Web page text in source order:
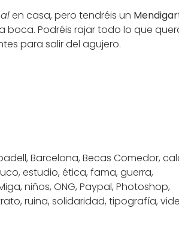
en casa, pero tendréis un
boca. Podréis rajar todo lo que
para salir del agujero.
, Barcelona, Becas Comedor,
, estudio, ética, fama, guerra,
, niños, ONG, Paypal, Photoshop,
, ruina, solidaridad, tipografía,